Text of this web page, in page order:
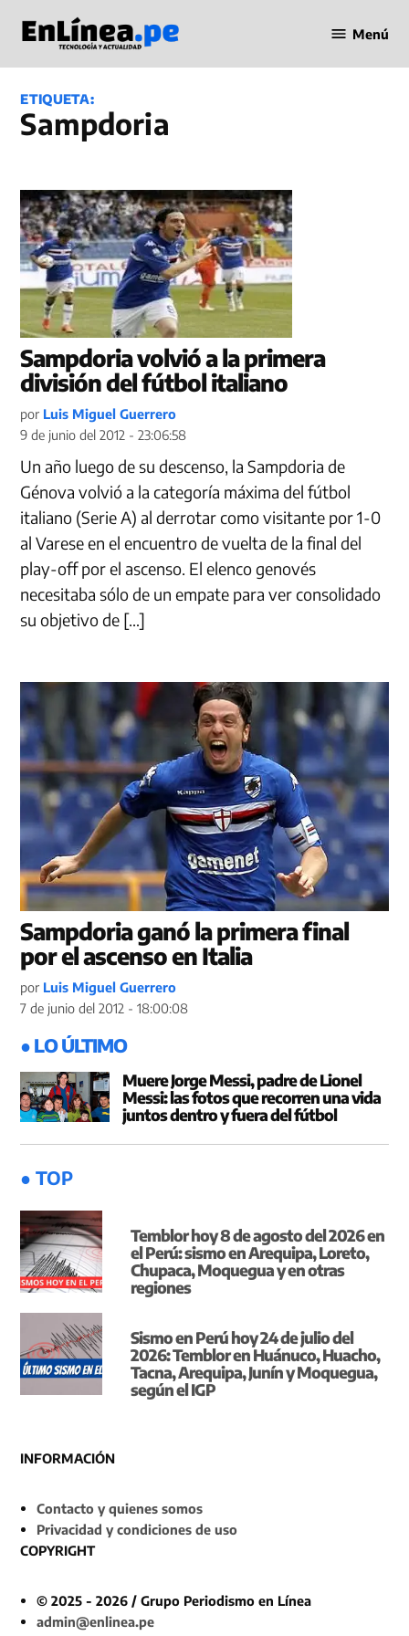
contenido
en Línea
Menú
ETIQUETA:
Sampdoria
Sampdoria volvió a la primera
división del fútbol italiano
por Luis Miguel Guerrero
9 de junio del 2012 - 23:06:58
Un año luego de su descenso, la Sampdoria de
Génova volvió a la categoría máxima del fútbol
italiano (Serie A) al derrotar como visitante por 1-0
al Varese en el encuentro de vuelta de la final del
play-off por el ascenso. El elenco genovés
necesitaba sólo de un empate para ver consolidado
su objetivo de […]
Sampdoria ganó la primera final
por el ascenso en Italia
por Luis Miguel Guerrero
7 de junio del 2012 - 18:00:08
● LO ÚLTIMO
Muere Jorge Messi, padre de Lionel
Messi: las fotos que recorren una vida
juntos dentro y fuera del fútbol
● TOP
Temblor hoy 8 de agosto del 2026 en
el Perú: sismo en Arequipa, Loreto,
Chupaca, Moquegua y en otras
regiones
Sismo en Perú hoy 24 de julio del
2026: Temblor en Huánuco, Huacho,
Tacna, Arequipa, Junín y Moquegua,
según el IGP
INFORMACIÓN
Contacto y quienes somos
Privacidad y condiciones de uso
COPYRIGHT
© 2025 - 2026 / Grupo Periodismo en Línea
admin@enlinea.pe